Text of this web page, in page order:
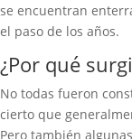
se encuentran
el paso de los años.
¿Por qué
No todas fueron
cierto que
Pero también